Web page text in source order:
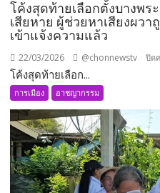
โค้งสุดท้ายเลือกตั้งบางพร
เสียหาย ผู้ช่วยหาเสียงผว
เข้าแจ้งความแล้ว
22/03/2026 @chonnewstv ปิด
โค้งสุดท้ายเลือก...
การเมือง อาชญากรรม